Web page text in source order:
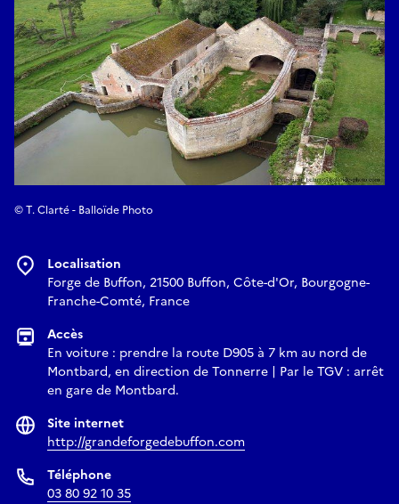
© T. Clarté - Balloïde Photo
Localisation
Forge de Buffon, 21500 Buffon, Côte-d'Or, Bourgogne-
Franche-Comté, France
Accès
En voiture : prendre la route D905 à 7 km au nord de
Montbard, en direction de Tonnerre | Par le TGV : arrêt
en gare de Montbard.
Site internet
http://grandeforgedebuffon.com
Téléphone
03 80 92 10 35